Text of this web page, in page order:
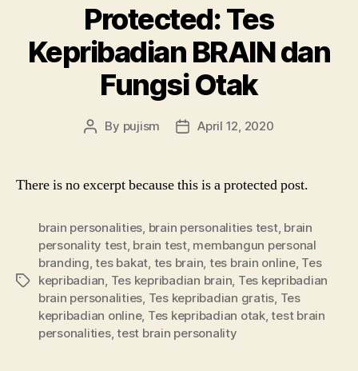
Protected: Tes
Kepribadian BRAIN dan
Fungsi Otak
Post
By pujism
PostApril 12, 2020
There is no excerpt because this is a protected post.
Tags
brain personalities brain personalities test, brain
personality test, brain test, membangun personal
branding ,tes bakat tes brain tes brain online, Tes
kepribadian Tes kepribadian brain Tes kepribadian
brain personalities Tes kepribadian gratis Tes
kepribadian online, Tes kepribadian otak,test brain
personalities,test brain personality